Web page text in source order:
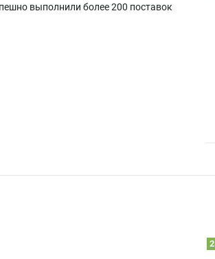
выполнили более 200 поставок